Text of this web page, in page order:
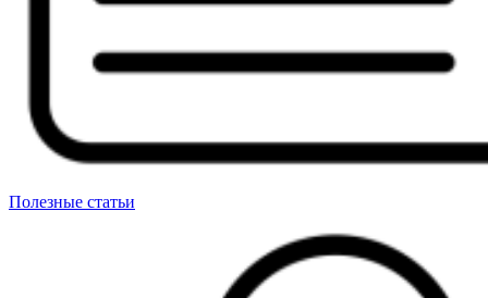
Полезные статьи